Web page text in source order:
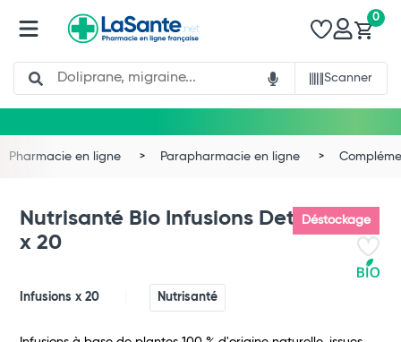
Search
Scanner
0
Pharmacie en ligne Parapharmacie en ligne
Déstockage
Nutrisanté Bio Infusions Detox
x 20
Infusions x 20 Nutrisanté